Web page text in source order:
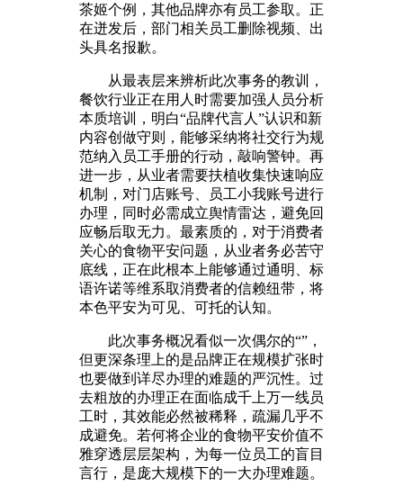
茶姬个例，其他品牌亦有员工参取。正
在迸发后，部门相关员工删除视频、出
头具名报歉。
从最表层来辨析此次事务的教训，
餐饮行业正在用人时需要加强人员分析
本质培训，明白“品牌代言人”认识和新
内容创做守则，能够采纳将社交行为规
范纳入员工手册的行动，敲响警钟。再
进一步，从业者需要扶植收集快速响应
机制，对门店账号、员工小我账号进行
办理，同时必需成立舆情雷达，避免回
应畅后取无力。最素质的，对于消费者
关心的食物平安问题，从业者务必苦守
底线，正在此根本上能够通过通明、标
语许诺等维系取消费者的信赖纽带，将
本色平安为可见、可托的认知。
此次事务概况看似一次偶尔的“”，
但更深条理上的是品牌正在规模扩张时
也要做到详尽办理的难题的严沉性。过
去粗放的办理正在面临成千上万一线员
工时，其效能必然被稀释，疏漏几乎不
成避免。若何将企业的食物平安价值不
雅穿透层层架构，为每一位员工的盲目
言行，是庞大规模下的一大办理难题。